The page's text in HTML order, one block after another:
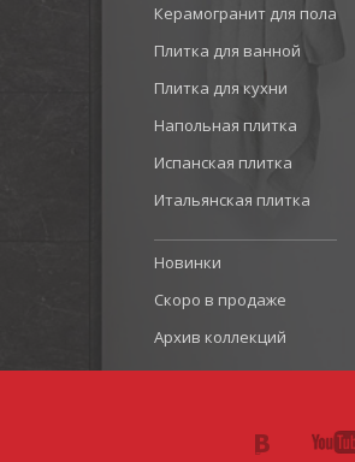
Керамогранит для пола
Плитка для ванной
Плитка для кухни
Напольная плитка
Испанская плитка
Итальянская плитка
Новинки
Скоро в продаже
Архив коллекций